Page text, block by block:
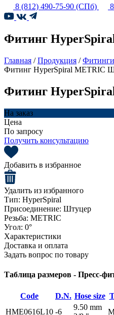
8 (812) 490-75-90 (СПб)
Фитинг
Главная /Продукция /
Фитинг HyperSpiral METRIC
Фитинг
На заказ
Цена
По запросу
Получить консультацию
Добавить в избранное
Удалить из избранного
Тип: HyperSpiral
Присоединение: Штуцер
Резьба: METRIC
Угол: 0°
Характеристики
Доставка и оплата
Задать вопрос по товару
Таблица размеров - Пресс-
Code D.N. Hose size
HME0616L10 -6
9.50 mm